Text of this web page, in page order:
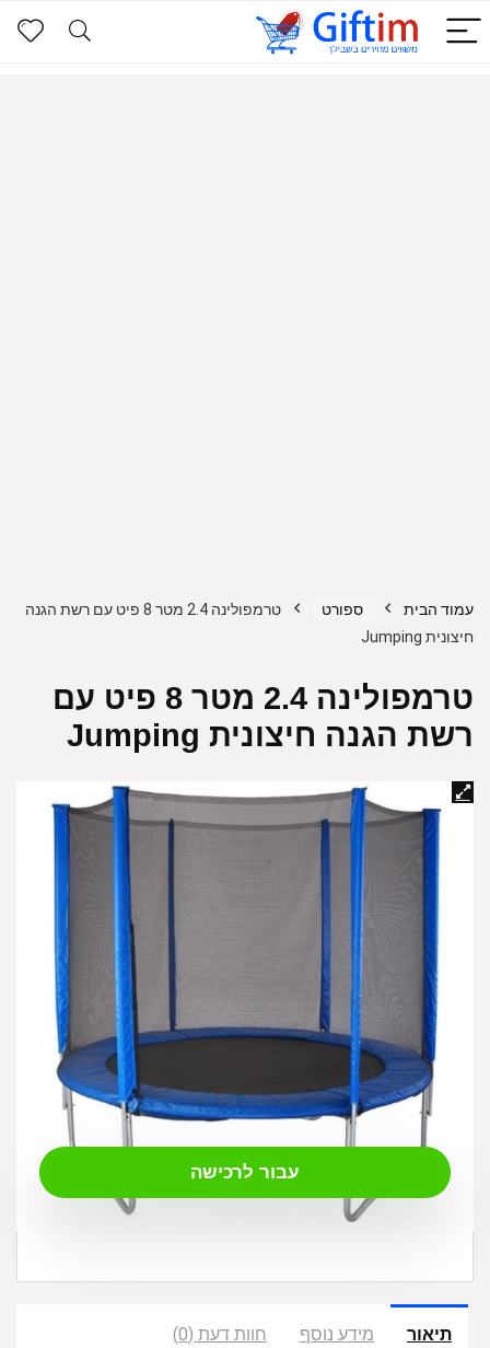
עמוד הבית ספורט
טרמפולינה 2.4 מטר 8 פיט עם רשת הגנה
חיצונית Jumping
טרמפולינה 2.4 מטר 8 פיט עם
רשת הגנה חיצונית Jumping
₪949.00
עבור לרכישה
תיאור מידע נוסף חוות דעת (0)